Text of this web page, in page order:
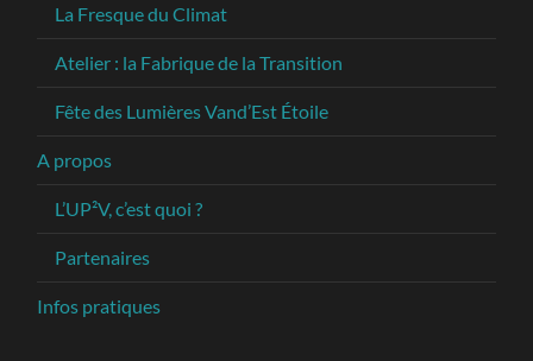
La Fresque du Climat
Atelier : la Fabrique de la Transition
Fête des Lumières Vand’Est Étoile
A propos
L’UP²V, c’est quoi ?
Partenaires
Infos pratiques